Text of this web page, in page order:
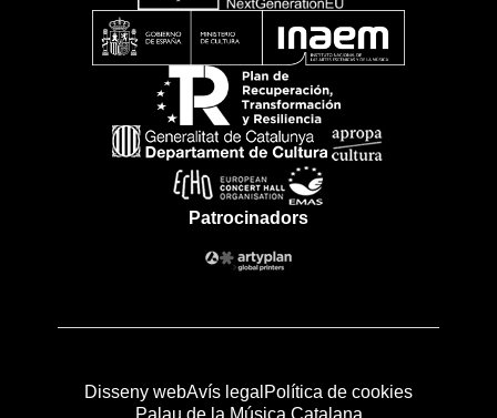
Patrocinadors
Disseny webAvís legal Política de cookies
Palau de la Música Catalana